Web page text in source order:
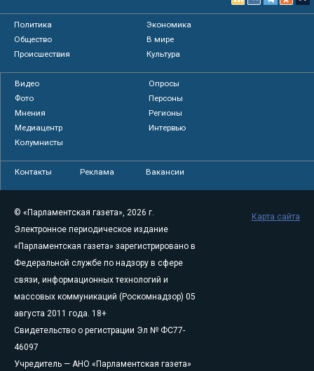
Политика
Экономика
Общество
В мире
Происшествия
Культура
Видео
Опросы
Фото
Персоны
Мнения
Регионы
Медиацентр
Интервью
Колумнисты
Контакты Реклама Вакансии
© «Парламентская газета», 2026 г.
Электронное периодическое издание
«Парламентская газета» зарегистрировано в
Федеральной службе по надзору в сфере
связи, информационных технологий и
массовых коммуникаций (Роскомнадзор) 05
августа 2011 года. 18+
Свидетельство о регистрации Эл № ФС77-
46097
Учредитель — АНО «Парламентская газета»
Карта сайта